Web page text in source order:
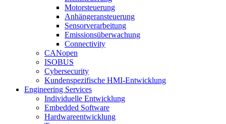
Motorsteuerung
Anhängeransteuerung
Sensorverarbeitung
Emissionsüberwachung
Connectivity
CANopen
ISOBUS
Cybersecurity
Kundenspezifische HMI-Entwicklung
Engineering Services
Individuelle Entwicklung
Embedded Software
Hardwareentwicklung